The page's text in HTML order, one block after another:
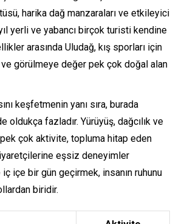
harika dağ manzaraları ve etkileyici
yerli ve yabancı birçok turisti kendine
arasında Uludağ, kış sporları için
ve görülmeye değer pek çok doğal alan
keşfetmenin yanı sıra, burada
oldukça fazladır. Yürüyüş, dağcılık ve
çok aktivite, topluma hitap eden
eşsiz deneyimler
iç içe bir gün geçirmek, insanın ruhunu
biridir.